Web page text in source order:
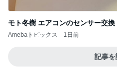
モト冬樹 エアコンのセンサー交換
Amebaトピックス 1日前
記事を